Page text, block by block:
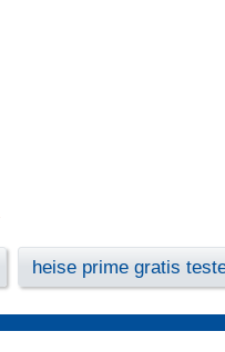
heise prime gratis